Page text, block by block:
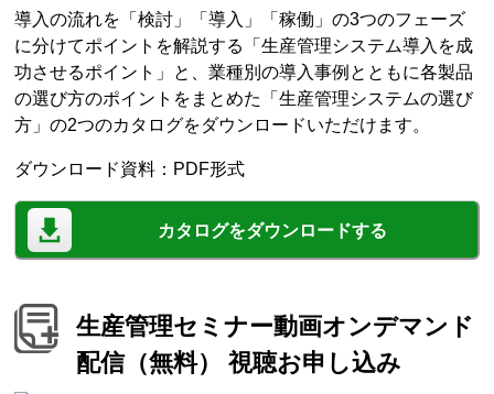
導入の流れを「検討」「導入」「稼働」の3つのフェーズ
に分けてポイントを解説する「生産管理システム導入を成
功させるポイント」と、業種別の導入事例とともに各製品
の選び方のポイントをまとめた「生産管理システムの選び
方」の2つのカタログをダウンロードいただけます。
ダウンロード資料：PDF形式
カタログをダウンロードする
生産管理セミナー動画オンデマンド
配信（無料） 視聴お申し込み